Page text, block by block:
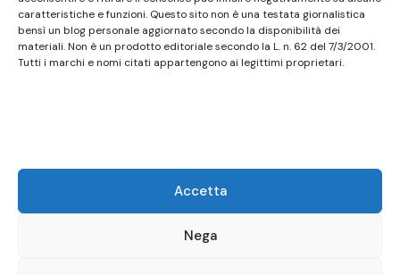
caratteristiche e funzioni. Questo sito non è una testata giornalistica
bensì un blog personale aggiornato secondo la disponibilità dei
materiali. Non è un prodotto editoriale secondo la L. n. 62 del 7/3/2001.
Tutti i marchi e nomi citati appartengono ai legittimi proprietari.
Accetta
Nega
un prodotto editoriale ai sensi della L. n. 62 del
7/3/2001. Tutti i marchi riportati appartengono ai
legittimi proprietari; marchi di terzi, nomi di prodotti,
Maggiori dettagli alla pagina: